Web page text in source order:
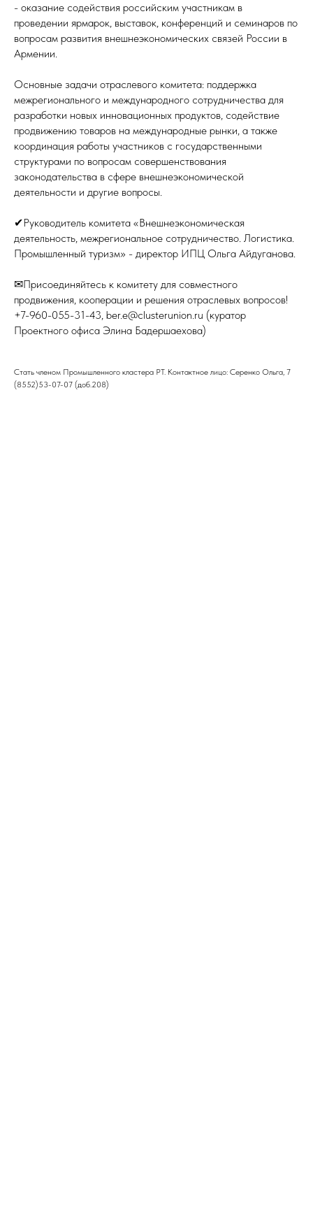
- оказание содействия российским участникам в
проведении ярмарок, выставок, конференций и семинаров по
вопросам развития внешнеэкономических связей России в
Армении.
Основные задачи отраслевого комитета: поддержка
межрегионального и международного сотрудничества для
разработки новых инновационных продуктов, содействие
продвижению товаров на международные рынки, а также
координация работы участников с государственными
структурами по вопросам совершенствования
законодательства в сфере внешнеэкономической
деятельности и другие вопросы.
✔Руководитель комитета «Внешнеэкономическая
деятельность, межрегиональное сотрудничество. Логистика.
Промышленный туризм» - директор ИПЦ Ольга Айдуганова.
✉Присоединяйтесь к комитету для совместного
продвижения, кооперации и решения отраслевых вопросов!
+7-960-055-31-43, ber.e@clusterunion.ru (куратор
Проектного офиса Элина Бадершаехова)
Стать членом Промышленного кластера РТ. Контактное лицо: Серенко Ольга, 7
(8552)53-07-07 (доб.208)